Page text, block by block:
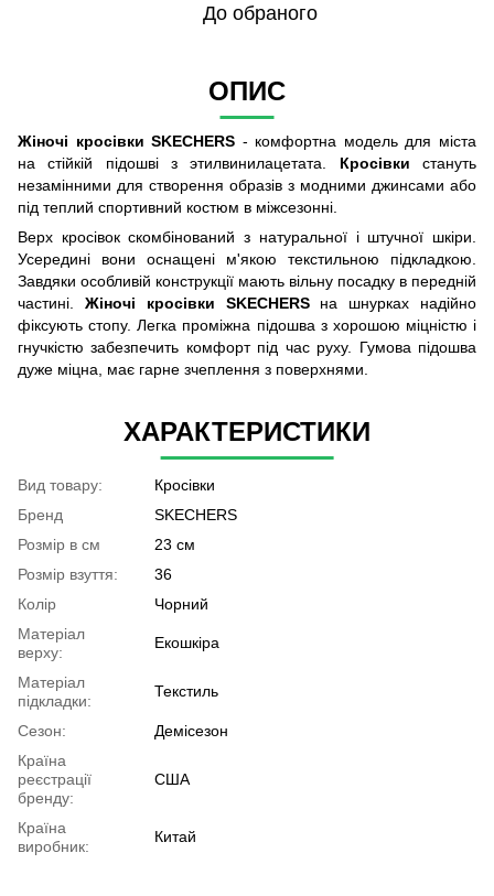
До обраного
ОПИС
Жіночі кросівки SKECHERS - комфортна модель для міста
на стійкій підошві з этилвинилацетата. Кросівкистануть
незамінними для створення образів з модними джинсами або
під теплий спортивний костюм в міжсезонні.
Верх кросівок скомбінований з натуральної і штучної шкіри.
Усередині вони оснащені м'якою текстильною підкладкою.
Завдяки особливій конструкції мають вільну посадку в передній
частині. Жіночі кросівки SKECHERS на шнурках надійно
фіксують стопу. Легка проміжна підошва з хорошою міцністю і
гнучкістю забезпечить комфорт під час руху. Гумова підошва
дуже міцна, має гарне зчеплення з поверхнями.
ХАРАКТЕРИСТИКИ
Вид товару:
Кросівки
Бренд
SKECHERS
Розмір в см
23 см
Розмір взуття:
36
Колір
Чорний
Матеріал
верху:
Екошкіра
Матеріал
підкладки:
Текстиль
Сезон:
Демісезон
Країна
реєстрації
бренду:
США
Країна
виробник:
Китай